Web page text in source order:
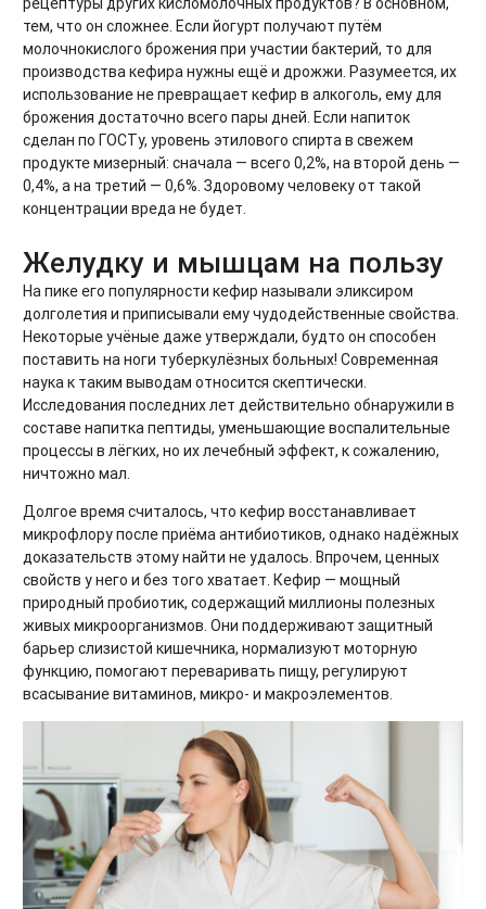
тем, что он сложнее. Если йогурт получают путём
молочнокислого брожения при участии бактерий, то для
производства кефира нужны ещё и дрожжи. Разумеется, их
использование не превращает кефир в алкоголь, ему для
брожения достаточно всего пары дней. Если напиток
сделан по ГОСТу, уровень этилового спирта в свежем
продукте мизерный: сначала — всего 0,2%, на второй день —
0,4%, а на третий — 0,6%. Здоровому человеку от такой
концентрации вреда не будет.
Желудку и мышцам на пользу
На пике его популярности кефир называли эликсиром
долголетия и приписывали ему чудодейственные свойства.
Некоторые учёные даже утверждали, будто он способен
поставить на ноги туберкулёзных больных! Современная
наука к таким выводам относится скептически.
Исследования последних лет действительно обнаружили в
составе напитка пептиды, уменьшающие воспалительные
процессы в лёгких, но их лечебный эффект, к сожалению,
ничтожно мал.
Долгое время считалось, что кефир восстанавливает
микрофлору после приёма антибиотиков, однако надёжных
доказательств этому найти не удалось. Впрочем, ценных
свойств у него и без того хватает. Кефир — мощный
природный пробиотик, содержащий миллионы полезных
живых микроорганизмов. Они поддерживают защитный
барьер слизистой кишечника, нормализуют моторную
функцию, помогают переваривать пищу, регулируют
всасывание витаминов, микро- и макроэлементов.